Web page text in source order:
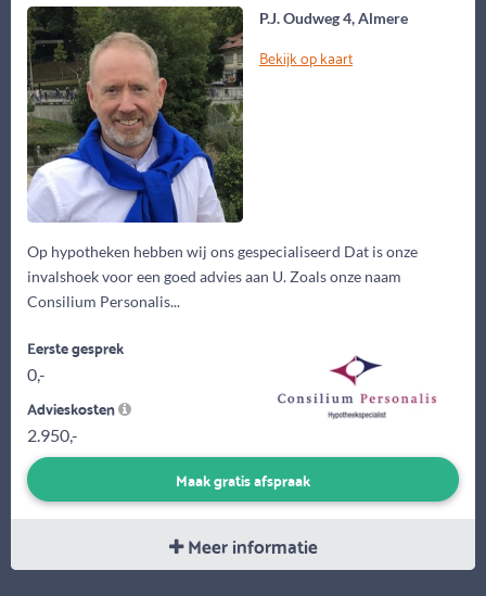
P.J. Oudweg 4, Almere
Bekijk op kaart
Op hypotheken hebben wij ons gespecialiseerd Dat is onze
invalshoek voor een goed advies aan U. Zoals onze naam
Consilium Personalis...
Eerste gesprek
0,-
Advieskosten
2.950,-
Maak gratis afspraak
Meer informatie